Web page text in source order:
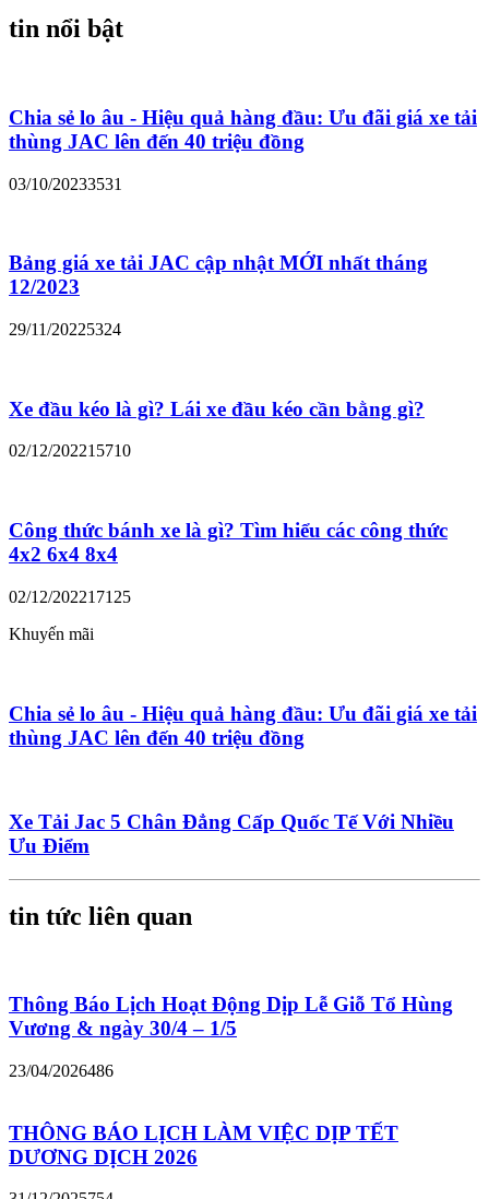
tin nổi bật
Chia sẻ lo âu - Hiệu quả hàng đầu: Ưu đãi giá xe tải
thùng JAC lên đến 40 triệu đồng
03/10/20233531
Bảng giá xe tải JAC cập nhật MỚI nhất tháng
12/2023
29/11/20225324
Xe đầu kéo là gì? Lái xe đầu kéo cần bằng gì?
02/12/202215710
Công thức bánh xe là gì? Tìm hiểu các công thức
4x2 6x4 8x4
02/12/202217125
Khuyến mãi
Chia sẻ lo âu - Hiệu quả hàng đầu: Ưu đãi giá xe tải
thùng JAC lên đến 40 triệu đồng
Xe Tải Jac 5 Chân Đẳng Cấp Quốc Tế Với Nhiều
Ưu Điểm
tin tức liên quan
Thông Báo Lịch Hoạt Động Dịp Lễ Giỗ Tổ Hùng
Vương & ngày 30/4 – 1/5
23/04/2026486
THÔNG BÁO LỊCH LÀM VIỆC DỊP TẾT
DƯƠNG DỊCH 2026